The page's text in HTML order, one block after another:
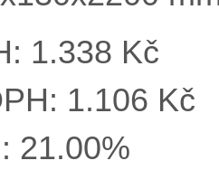
1.338 Kč
1.106 Kč
21.00%